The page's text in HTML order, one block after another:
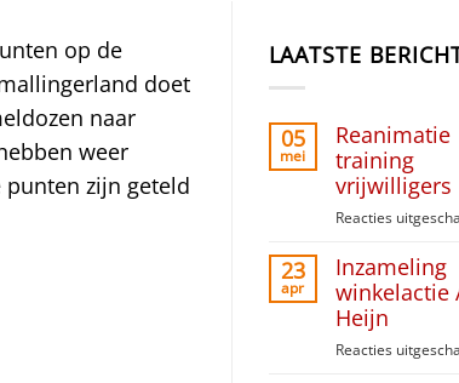
op de
doet
naar
weer
punten zijn geteld
LAATSTE
05
mei
Reanimatie
training
vrijwilligers
Reacties
23
apr
Inzameling
winkelactie
Heijn
Reacties